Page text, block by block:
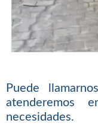
Puede
atenderemos
necesidades.